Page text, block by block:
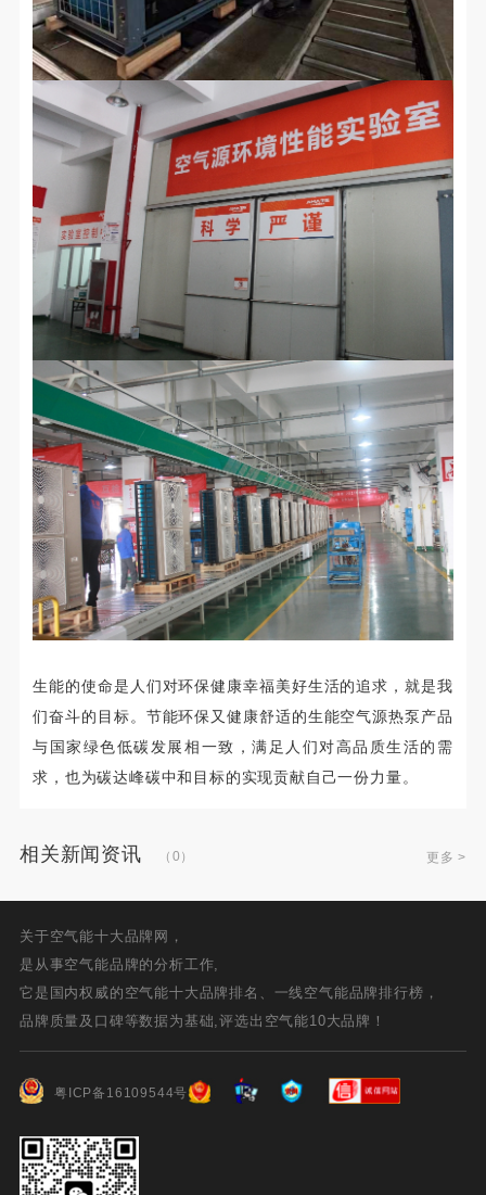
生能的使命是人们对环保健康幸福美好生活的追求，就是我
们奋斗的目标。节能环保又健康舒适的生能空气源热泵产品
与国家绿色低碳发展相一致，满足人们对高品质生活的需
求，也为碳达峰碳中和目标的实现贡献自己一份力量。
相关新闻资讯 （0） 更多 >
关于空气能十大品牌网，
是从事空气能品牌的分析工作,
它是国内权威的空气能十大品牌排名、一线空气能品牌排行榜，
品牌质量及口碑等数据为基础,评选出空气能10大品牌！
粤ICP备16109544号